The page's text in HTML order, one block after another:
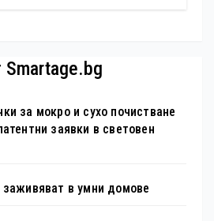
Smartage.bg
за мокро и сухо почистване
заявки в световен
заживяват в умни домове